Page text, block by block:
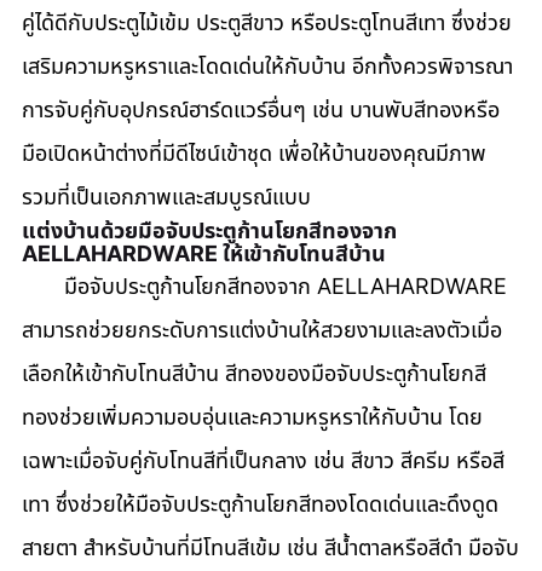
คู่ได้ดีกับประตูไม้เข้ม ประตูสีขาว หรือประตูโทนสีเทา ซึ่งช่วย
เสริมความหรูหราและโดดเด่นให้กับบ้าน อีกทั้งควรพิจารณา
การจับคู่กับอุปกรณ์ฮาร์ดแวร์อื่นๆ เช่น บานพับสีทองหรือ
มือเปิดหน้าต่างที่มีดีไซน์เข้าชุด เพื่อให้บ้านของคุณมีภาพ
รวมที่เป็นเอกภาพและสมบูรณ์แบบ
แต่งบ้านด้วยมือจับประตูก้านโยกสีทองจาก
AELLAHARDWARE ให้เข้ากับโทนสีบ้าน
สามารถช่วยยกระดับการแต่งบ้านให้สวยงามและลงตัวเมื่อ
เลือกให้เข้ากับโทนสีบ้าน สีทองของมือจับประตูก้านโยกสี
ทองช่วยเพิ่มความอบอุ่นและความหรูหราให้กับบ้าน โดย
เฉพาะเมื่อจับคู่กับโทนสีที่เป็นกลาง เช่น สีขาว สีครีม หรือสี
เทา ซึ่งช่วยให้มือจับประตูก้านโยกสีทองโดดเด่นและดึงดูด
สายตา สำหรับบ้านที่มีโทนสีเข้ม เช่น สีน้ำตาลหรือสีดำ มือจับ